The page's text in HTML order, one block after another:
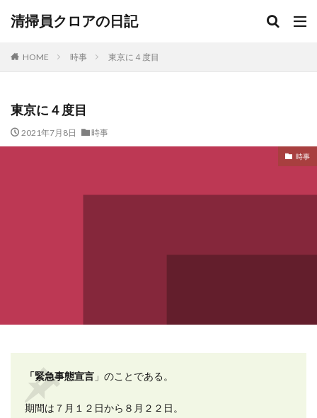
清掃員クロアの日記
HOME 時事 東京に４度目
東京に４度目
2021年7月8日 時事
時事
「緊急事態宣言 」のことである。
期間は７月１２日から８月２２日。